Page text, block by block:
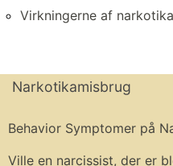
Virkningerne af
Narkotikamisbrug
Behavior Symptomer på
Ville en narcissist, der er